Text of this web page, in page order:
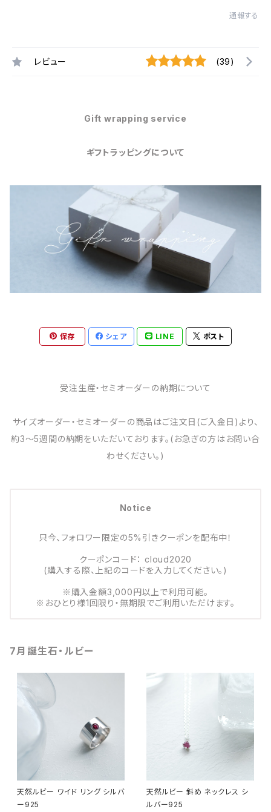
通報する
レビュー (39)
Gift wrapping service
ギフトラッピングについて
保存 シェア LINE ポスト
受注生産・セミオーダーの納期について
サイズオーダー・セミオーダーの商品はご注文日(ご入金日)より、
約3～5週間の納期をいただいております。(お急ぎの方はお問い合
わせください。)
Notice
只今、フォロワー限定の5%引きクーポンを配布中！
クーポンコード： cloud2020
(購入する際、上記のコードを入力してください。)
※購入金額3,000円以上で利用可能。
※おひとり様1回限り・無期限でご利用いただけます。
7月誕生石・ルビー
天然ルビー ワイド リング シルバ
ー925
天然ルビー 斜め ネックレス シ
ルバー925